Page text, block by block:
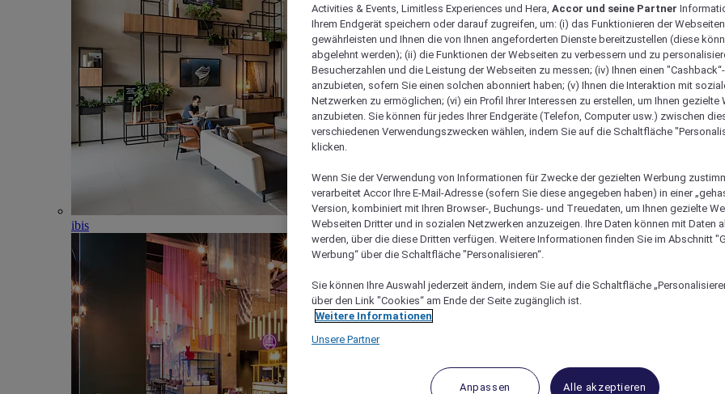
ibis
Activities & Events, Limitless Experiences und Hera, Accor und seine Partner
Ihrem Endgerät speichern oder darauf zugreifen, um: (i) das Funktionieren der
gewährleisten und Ihnen die von Ihnen angeforderten Dienste bereitzustellen (diese
abgelehnt werden); (ii) die Funktionen der Webseiten zu verbessern und zu
Besucherzahlen und die Leistung der Webseiten zu messen; (iv) Ihnen einen
anzubieten, sofern Sie einen solchen abonniert haben; (v) Ihnen die Interaktion mit
Netzwerken zu ermöglichen; (vi) ein Profil Ihrer Interessen zu erstellen, um Ihnen gezielte
anzubieten. Sie können für jedes Ihrer Endgeräte (Telefon, Computer usw.) zwischen
verschiedenen Verwendungszwecken wählen, indem Sie auf die Schaltfläche
klicken.
Wenn Sie der Verwendung von Informationen für Zwecke der gezielten Werbung
verarbeitet Accor Ihre E-Mail-Adresse (sofern Sie diese angegeben haben) in einer
Version, kombiniert mit Ihren Browser-, Buchungs- und Treuedaten, um Ihnen gezielte
Webseiten Dritter und in sozialen Netzwerken anzuzeigen. Ihre Daten können mit Daten
werden, über die diese Dritten verfügen. Weitere Informationen finden Sie im Abschnitt
Werbung“ über die Schaltfläche "Personalisieren“.
Sie können Ihre Auswahl jederzeit ändern, indem Sie auf die Schaltfläche
über den Link "Cookies“ am Ende der Seite zugänglich ist.
Weitere Informationen
Unsere Partner
Anpassen Alle akzeptieren